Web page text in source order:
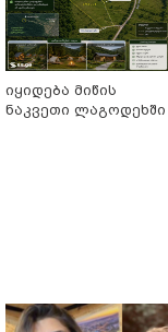
იყიდება მიწის
ნაკვეთი ლაგოდეხში